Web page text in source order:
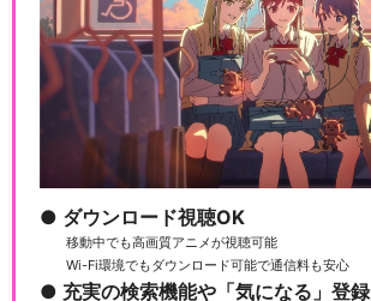
ダウンロード視聴OK
移動中でも高画質アニメが視聴可能
Wi-Fi環境でもダウンロード可能で通信料も安心
充実の検索機能や「気になる」登録